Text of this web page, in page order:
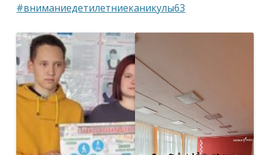
#вниманиедетилетниеканикулы63